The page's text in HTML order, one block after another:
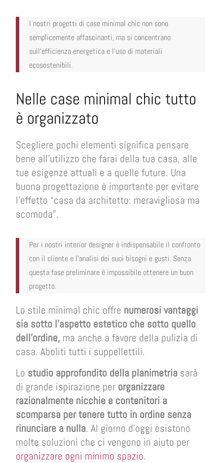
I nostri progetti di case minimal chic non sono
semplicemente affascinanti, ma si concentrano
sull’efficienza energetica e l’uso di materiali
ecosostenibili.
Nelle case minimal chic tutto
è organizzato
Scegliere pochi elementi significa pensare
bene all’utilizzo che farai della tua casa, alle
tue esigenze attuali e a quelle future. Una
buona progettazione è importante per evitare
l’effetto “casa da architetto: meravigliosa ma
scomoda”.
Per i nostri interior designer è indispensabile il confronto
con il cliente e l’analisi dei suoi bisogni e gusti. Senza
questa fase preliminare è impossibile ottenere un buon
progetto.
Lo stile minimal chic offre numerosi vantaggi
sia sotto l’aspetto estetico che sotto quello
dell’ordine, ma anche a favore della pulizia di
casa. Aboliti tutti i suppellettili.
Lo studio approfondito della planimetria sarà
di grande ispirazione per organizzare
razionalmente nicchie e contenitori a
scomparsa per tenere tutto in ordine senza
rinunciare a nulla. Al giorno d’oggi esistono
molte soluzioni che ci vengono in aiuto per
organizzare ogni minimo spazio.